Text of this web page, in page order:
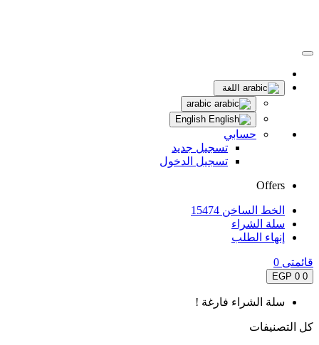
اللغة
حسابي
تسجيل جديد
تسجيل الدخول
Offers
الخط الساخن 15474
سلة الشراء
إنهاء الطلب
قائمتى 0
0
0 EGP
سلة الشراء فارغة !
كل التصنيفات